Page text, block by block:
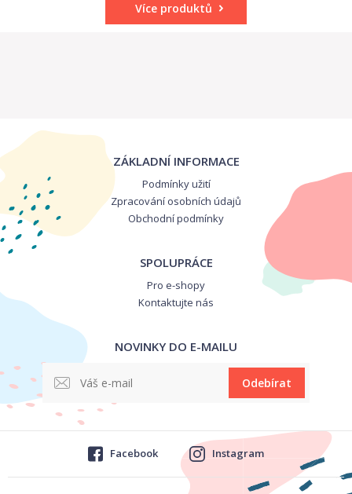
Více produktů
ZÁKLADNÍ INFORMACE
Podmínky užití
Zpracování osobních údajů
Obchodní podmínky
SPOLUPRÁCE
Pro e-shopy
Kontaktujte nás
NOVINKY DO E-MAILU
Odebírat
Facebook Instagram